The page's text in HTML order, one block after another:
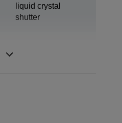
liquid crystal
shutter